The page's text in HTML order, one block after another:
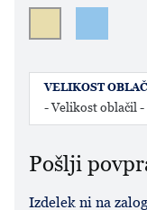
VELIKOST
Pošlji
Izdelek ni na